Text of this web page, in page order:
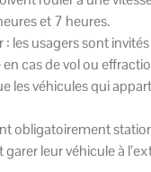
et 7 heures.
usagers sont
cas de vol ou
les véhicules qui
obligatoirement
leur véhicule à